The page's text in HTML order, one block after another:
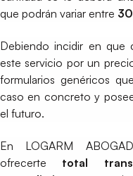
que podrán variar entre
Debiendo incidir en que
este servicio por un
formularios genéricos
caso en concreto y
el futuro.
En LOGARM
ofrecerte total